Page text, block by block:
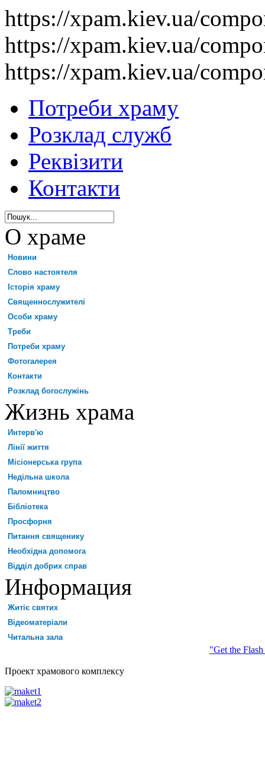
https://xpam.kiev.ua/
https://xpam.kiev.ua/
https://xpam.kiev.ua/
Потреби храму
Розклад служб
Реквізити
Контакти
О храме
Новини
Слово настоятеля
Історія храму
Священнослужителі
Особи храму
Треби
Потреби храму
Фотогалерея
Контакти
Розклад богослужінь
Жизнь храма
Интерв'ю
Лінії життя
Місіонерська група
Недільна школа
Паломництво
Бібліотека
Просфорня
Питання священику
Необхідна допомога
Відділ добрих справ
Информация
Житіє святих
Відеоматеріали
Читальна зала
"Get the
Проект храмового комплексу